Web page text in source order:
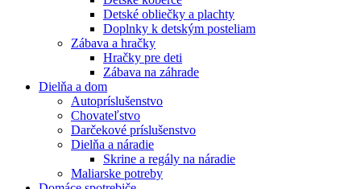
Detské obliečky a plachty
Doplnky k detským posteliam
Zábava a hračky
Hračky pre deti
Zábava na záhrade
Dielňa a dom
Autopríslušenstvo
Chovateľstvo
Darčekové príslušenstvo
Dielňa a náradie
Skrine a regály na náradie
Maliarske potreby